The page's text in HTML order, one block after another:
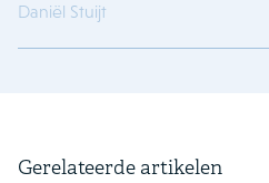
Daniël Stuijt
Gerelateerde artikelen